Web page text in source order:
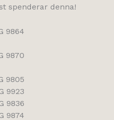
spenderar denna!